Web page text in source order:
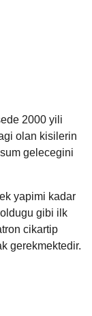
2000 yili
olan kisilerin
gelecegini
yapimi kadar
gibi ilk
cikartip
gerekmektedir.